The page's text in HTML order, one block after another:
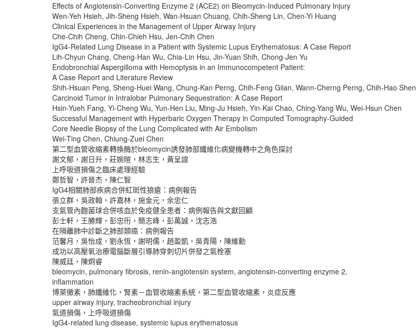
Effects of Angiotensin-Converting Enzyme 2 (ACE2) on Bleomycin-Induced Pulmonary Injury
Wen-Yeh Hsieh, Jih-Sheng Hsieh, Wan-Hsuan Chuang, Chih-Sheng Lin, Chen-Yi Huang
Clinical Experiences in the Management of Upper Airway Injury
Che-Chih Cheng, Chin-Chieh Hsu, Jen-Chih Chen
IgG4-Related Lung Disease in a Patient with Systemic Lupus Erythematosus: A Case Report
Lih-Chyun Chang, Cheng-Han Wu, Chia-Lin Hsu, Jin-Yuan Shih, Chong-Jen Yu
Endobronchial Aspergilloma with Hemoptysis in an Immunocompetent Patient:
A Case Report and Literature Review
Shih-Hsuan Peng, Sheng-Huei Wang, Chung-Kan Perng, Chih-Feng Giian, Wann-Cherng Perng, Chih-Hao Shen
Carcinoid Tumor in Intralobar Pulmonary Sequestration: A Case Report
Hsin-Yueh Fang, Yi-Cheng Wu, Yun-Hen Liu, Ming-Ju Hsieh, Yin-Kai Chao, Ching-Yang Wu, Wei-Hsun Chen
Successful Management with Hyperbaric Oxygen Therapy in Computed Tomography-Guided
Core Needle Biopsy of the Lung Complicated with Air Embolism
Wei-Ting Chen, Chiung-Zuei Chen
第二型血管收縮素轉換酶於bleomycin誘發肺部纖維化病變機轉中之角色探討
謝文郁，謝日升，莊婉暄，林志生，黃呈誼
上呼吸道損傷之臨床處理經驗
鄭哲智，許晉杰，陳仁智
IgG4相關肺部疾病合併紅斑性狼瘡：病例報告
張立群，吳政翰，許嘉林，施金元，余忠仁
支氣管內麴菌球合併咳血於免疫健全患者：病例報告與文獻回顧
彭士軒，王勝輝，彭忠衎，簡志峰，彭萬誠，沈志浩
在隔離肺中診斷之肺部類癌：病例報告
范馨月，吳怡成，劉永恆，謝明儒，趙盈凱，吳青陽，陳維勳
成功以高壓氧治療電腦斷層引導肺穿刺切片併發之氣栓塞
陳威廷，陳炯睿
bleomycin, pulmonary fibrosis, renin-angiotensin system, angiotensin-converting enzyme 2,
inflammation
博萊黴素，肺纖維化，腎素－血管收縮素系統，第二型血管收縮素，炎症反應
upper airway injury, tracheobronchial injury
氣道損傷，上呼吸道損傷
IgG4-related lung disease, systemic lupus erythematosus